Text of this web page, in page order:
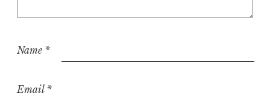
Name *
Email *